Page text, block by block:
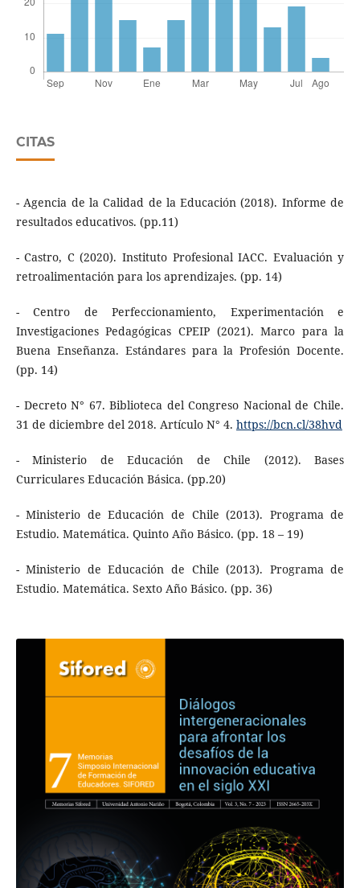
CITAS
- Agencia de la Calidad de la Educación (2018). Informe de
resultados educativos. (pp.11)
- Castro, C (2020). Instituto Profesional IACC. Evaluación y
retroalimentación para los aprendizajes. (pp. 14)
- Centro de Perfeccionamiento, Experimentación e
Investigaciones Pedagógicas CPEIP (2021). Marco para la
Buena Enseñanza. Estándares para la Profesión Docente.
(pp. 14)
- Decreto N° 67. Biblioteca del Congreso Nacional de Chile.
31 de diciembre del 2018. Artículo N° 4. https://bcn.cl/38hvd
- Ministerio de Educación de Chile (2012). Bases
Curriculares Educación Básica. (pp.20)
- Ministerio de Educación de Chile (2013). Programa de
Estudio. Matemática. Quinto Año Básico. (pp. 18 – 19)
- Ministerio de Educación de Chile (2013). Programa de
Estudio. Matemática. Sexto Año Básico. (pp. 36)